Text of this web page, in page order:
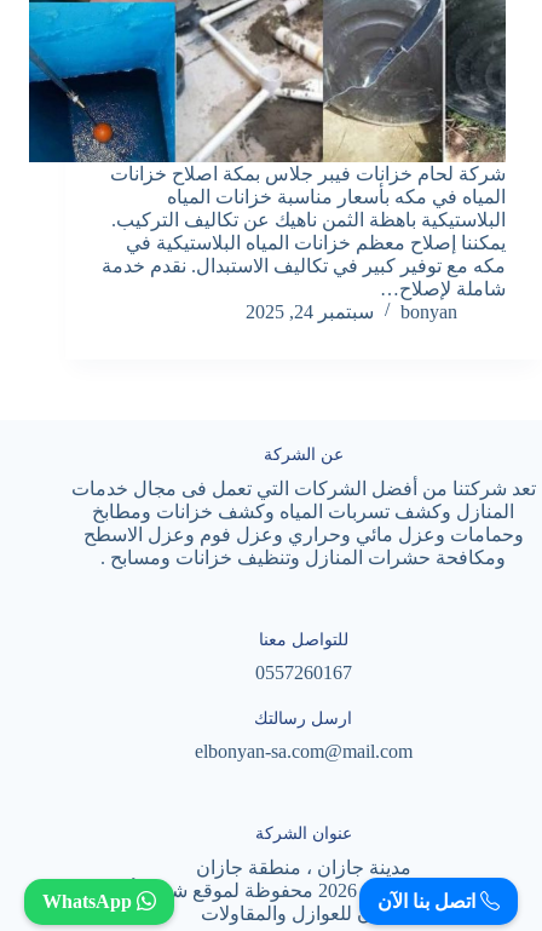
شركة لحام خزانات فيبر جلاس بمكة اصلاح خزانات
المياه في مكه بأسعار مناسبة خزانات المياه
البلاستيكية باهظة الثمن ناهيك عن تكاليف التركيب.
يمكننا إصلاح معظم خزانات المياه البلاستيكية في
مكه مع توفير كبير في تكاليف الاستبدال. نقدم خدمة
شاملة لإصلاح…
bonyan
سبتمبر 24, 2025
عن الشركة
تعد شركتنا من أفضل الشركات التي تعمل فى مجال خدمات
المنازل وكشف تسربات المياه وكشف خزانات ومطابخ
وحمامات وعزل مائي وحراري وعزل فوم وعزل الاسطح
ومكافحة حشرات المنازل وتنظيف خزانات ومسابح .
للتواصل معنا
0557260167
ارسل رسالتك
elbonyan-sa.com@mail.com
عنوان الشركة
مدينة جازان ، منطقة جازان
حقوق النشر © لعام 2026 محفوظة لموقع شركة أسس
البنيان للعوازل والمقاولات
اتصل بنا الآن